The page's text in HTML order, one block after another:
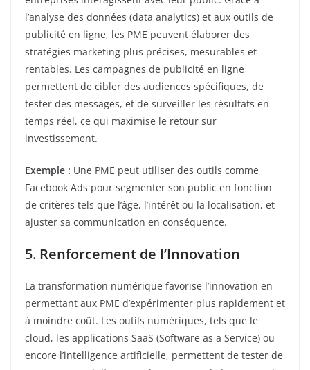
l’analyse des données (data analytics) et aux outils de
publicité en ligne, les PME peuvent élaborer des
stratégies marketing plus précises, mesurables et
rentables. Les campagnes de publicité en ligne
permettent de cibler des audiences spécifiques, de
tester des messages, et de surveiller les résultats en
temps réel, ce qui maximise le retour sur
investissement.
Exemple : Une PME peut utiliser des outils comme
Facebook Ads pour segmenter son public en fonction
de critères tels que l’âge, l’intérêt ou la localisation, et
ajuster sa communication en conséquence.
5. Renforcement de l’Innovation
La transformation numérique favorise l’innovation en
permettant aux PME d’expérimenter plus rapidement et
à moindre coût. Les outils numériques, tels que le
cloud, les applications SaaS (Software as a Service) ou
encore l’intelligence artificielle, permettent de tester de